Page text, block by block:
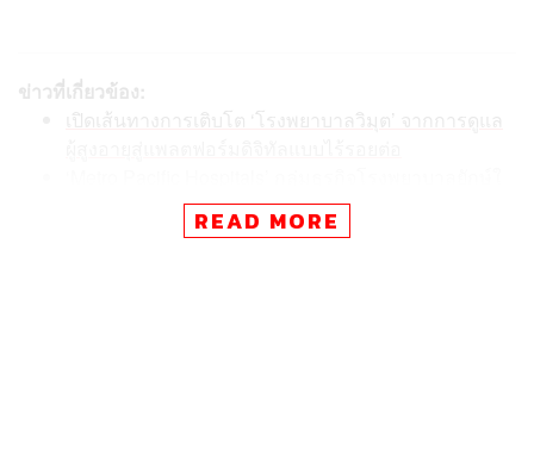
ข่าวที่เกี่ยวข้อง:
เปิดเส้นทางการเติบโต ‘โรงพยาบาลวิมุต’ จากการดูแล
หญ่ในฟิลิปปินส์ ฟื้นแผนขาย IPO หวังระดมทุน 1 พันล้า
READ MORE